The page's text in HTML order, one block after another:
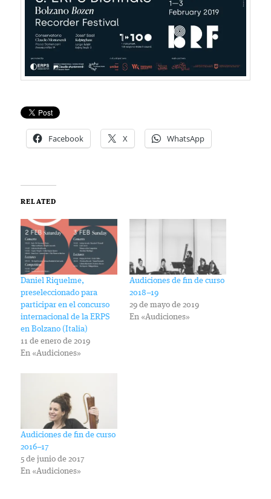
Facebook X WhatsApp
RELATED
Daniel Riquelme,
preseleccionado para
participar en el concurso
internacional de la ERPS
en Bolzano (Italia)
11 de enero de 2019
En «Audiciones»
Audiciones de fin de curso
2018–19
29 de mayo de 2019
En «Audiciones»
Audiciones de fin de curso
2016–17
5 de junio de 2017
En «Audiciones»